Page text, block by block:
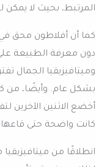
المرتبط، بحيث لا يمكن
كما أن أفلاطون محق
دون معرفة الطبيعة على
وميتافيزيقيا الجمال
بشكل عام. وأيضًا، من
أخضع الاثنين الآخرين
كانت واضحة حتى
انطلاقًا من